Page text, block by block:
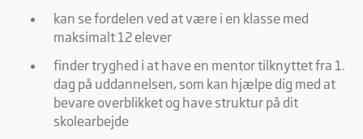
kan se fordelen ved at være i en klasse med
maksimalt 12 elever
finder tryghed i at have en mentor tilknyttet fra 1.
dag på uddannelsen, som kan hjælpe dig med at
bevare overblikket og have struktur på dit
skolearbejde